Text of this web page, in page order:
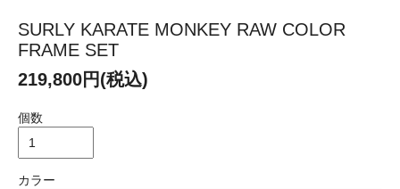
SURLY KARATE MONKEY RAW COLOR
FRAME SET
219,800円(税込)
個数
カラー